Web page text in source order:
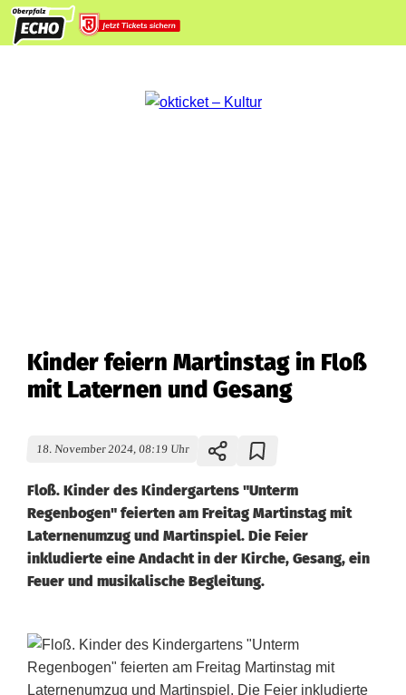
Kinder feiern Martinstag in Floß
mit Laternen und Gesang
18. November 2024, 08:19 Uhr
Floß. Kinder des Kindergartens "Unterm
Regenbogen" feierten am Freitag Martinstag mit
Laternenumzug und Martinspiel. Die Feier
inkludierte eine Andacht in der Kirche, Gesang, ein
Feuer und musikalische Begleitung.